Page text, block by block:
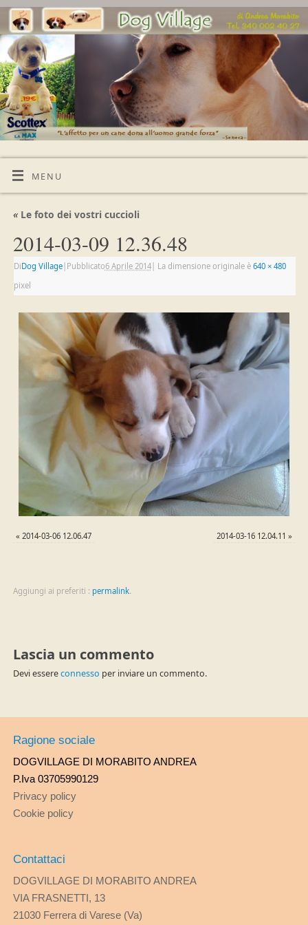
MENU
«Le foto dei vostri cuccioli
2014-03-09 12.36.48
DiDog Village| Pubblicato6 Aprile 2014| La dimensione originale è 640 × 480
pixel
« 2014-03-06 12.06.47 2014-03-16 12.04.11 »
Aggiungi ai preferiti : permalink.
Lascia un commento
Devi essereconnesso per inviare un commento.
Ragione sociale
DOGVILLAGE DI MORABITO ANDREA
P.Iva 03705990129
Privacy policy
Cookie policy
Contattaci
DOGVILLAGE DI MORABITO ANDREA
VIA FRASNETTI, 13
21030 Ferrera di Varese (Va)